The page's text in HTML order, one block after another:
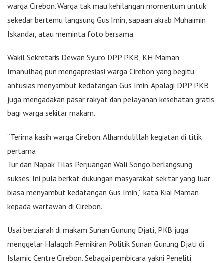
warga Cirebon. Warga tak mau kehilangan momentum untuk
sekedar bertemu langsung Gus Imin, sapaan akrab Muhaimin
Iskandar, atau meminta foto bersama.
Wakil Sekretaris Dewan Syuro DPP PKB, KH Maman
Imanulhaq pun mengapresiasi warga Cirebon yang begitu
antusias menyambut kedatangan Gus Imin. Apalagi DPP PKB
juga mengadakan pasar rakyat dan pelayanan kesehatan gratis
bagi warga sekitar makam.
“Terima kasih warga Cirebon. Alhamdulillah kegiatan di titik
pertama
Tur dan Napak Tilas Perjuangan Wali Songo berlangsung
sukses. Ini pula berkat dukungan masyarakat sekitar yang luar
biasa menyambut kedatangan Gus Imin,” kata Kiai Maman
kepada wartawan di Cirebon.
Usai berziarah di makam Sunan Gunung Djati, PKB juga
menggelar Halaqoh Pemikiran Politik Sunan Gunung Djati di
Islamic Centre Cirebon. Sebagai pembicara yakni Peneliti